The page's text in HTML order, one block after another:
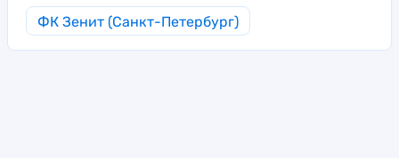
ФК Зенит (Санкт-Петербург)